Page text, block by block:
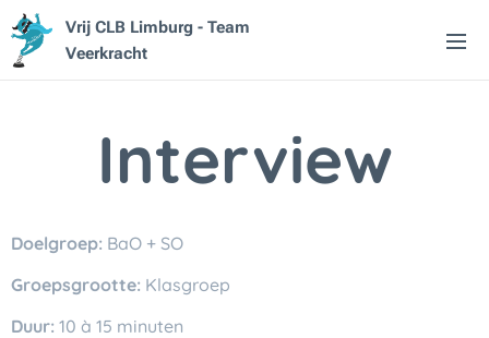
Vrij CLB Limburg - Team
Veerkracht
Interview
Doelgroep: BaO + SO
Groepsgrootte: Klasgroep
Duur: 10 à 15 minuten